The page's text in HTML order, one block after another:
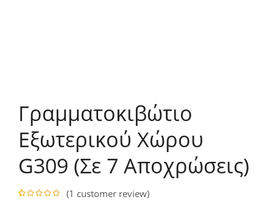
Γραμματοκιβώτιο
Εξωτερικού Χώρου
G309 (Σε 7 Αποχρώσεις)
(1 customer review)